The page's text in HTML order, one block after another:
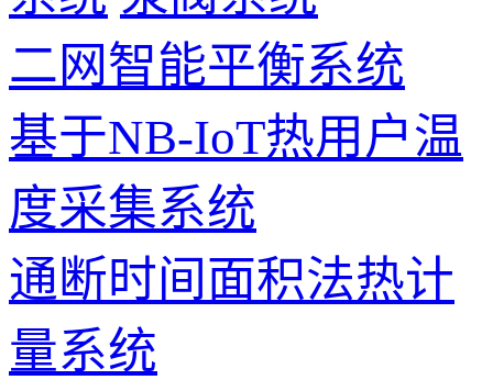
二网智能平衡系统
基于NB-IoT热用户温
度采集系统
通断时间面积法热计
量系统